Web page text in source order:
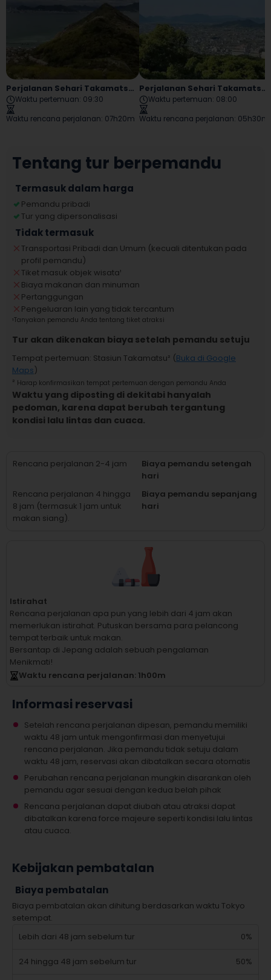
Perjalanan Sehari Takamatsu Ke Megijima Dan Ogijima
Waktu pertemuan: 09:30
Waktu rencana perjalanan: 07h20m
Perjalanan Sehari Takamatsu Kotohira
Waktu pertemuan: 08:00
Waktu rencana perjalanan: 05h30m
Tentang tur berpemandu
Termasuk dalam harga
Pemandu pribadi
Tur yang dipersonalisasi
Tidak termasuk
Transportasi Pribadi dan Umum (kecuali ditentukan pada
profil pemandu)
Tiket masuk objek wisata¹
Biaya makanan dan minuman
Pertanggungan
Pengeluaran lain yang tidak tercantum
¹Tanyakan pemandu Anda tentang tiket atraksi
Tur akan dikenakan biaya setelah pemandu setuju
Tempat pertemuan: Stasiun Takamatsu² (Buka di Google
Maps)
² Harap konfirmasikan tempat pertemuan dengan pemandu Anda
Waktu yang diposting di dekitabi hanyalah
pedoman, karena dapat berubah tergantung
kondisi lalu lintas dan cuaca.
Rencana perjalanan 2-4 jam
Biaya pemandu setengah
hari
Rencana perjalanan 4 hingga
8 jam (termasuk 1 jam untuk
makan siang).
Biaya pemandu sepanjang
hari
Istirahat
Rencana perjalanan apa pun yang lebih dari 4 jam akan
memerlukan istirahat. Putuskan bersama para pelancong
tempat terbaik untuk makan.
Bersantap di Jepang adalah sebuah pengalaman
Menikmati!
Waktu rencana perjalanan: 1h00m
Informasi reservasi
Setelah rencana perjalanan dipesan, pemandu memiliki
waktu 48 jam untuk mengonfirmasi dan menyetujui
rencana perjalanan. Jika pemandu tidak setuju dalam
waktu 48 jam, reservasi akan dibatalkan secara otomatis
Perubahan rencana perjalanan mungkin disarankan oleh
pemandu agar sesuai dengan kedua belah pihak
Rencana perjalanan dapat diubah atau atraksi dapat
dibatalkan karena force majeure seperti kondisi lalu lintas
atau cuaca.
Kebijakan pembatalan
Biaya pembatalan
Biaya pembatalan akan dihitung berdasarkan waktu Tokyo
setempat.
Lebih dari 48 jam sebelum tur
0%
24 hingga 48 jam sebelum tur 50%